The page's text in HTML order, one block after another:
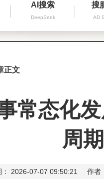
AI搜索
DeepSeek
搜
AD
正文
常态化
周
： 2026-07-07 09:50:21 作者